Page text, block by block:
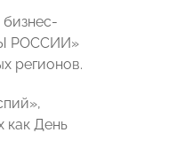
РОССИИ»
регионов.
как День